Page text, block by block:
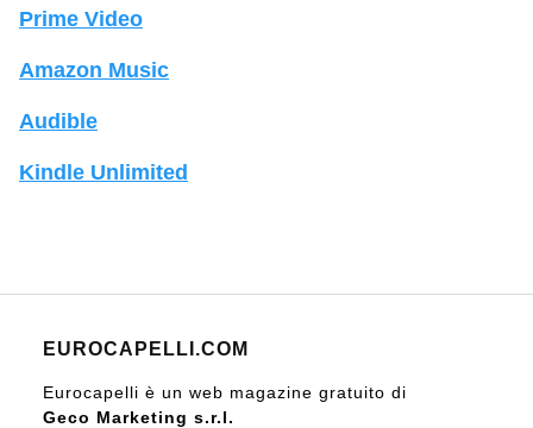
Prime Video
Amazon Music
Audible
Kindle Unlimited
EUROCAPELLI.COM
Eurocapelli è un web magazine gratuito di
Geco Marketing s.r.l.